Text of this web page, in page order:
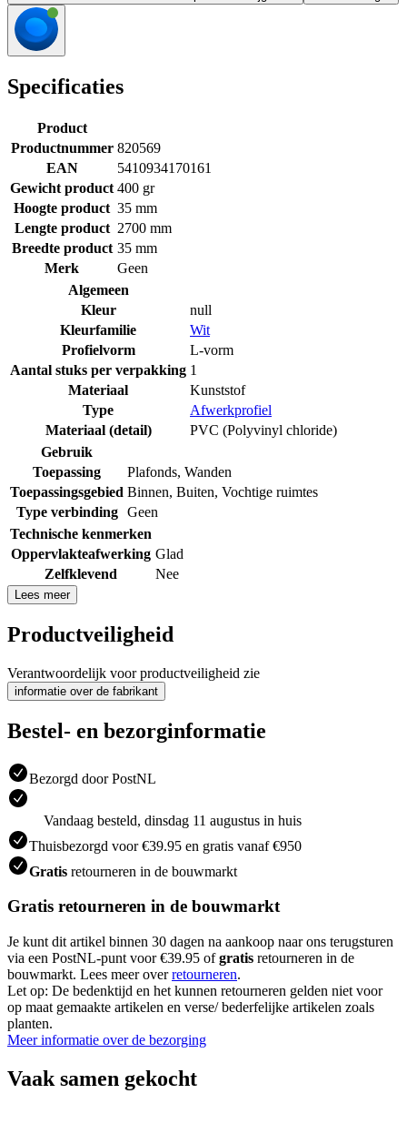
Specificaties
Product
Productnummer 820569
EAN
5410934170161
Gewicht product 400 gr
Hoogte product 35 mm
Lengte product 2700 mm
Breedte product 35 mm
Merk
Geen
Algemeen
Kleur
null
Kleurfamilie
Wit
Profielvorm
L-vorm
Aantal stuks per verpakking 1
Materiaal
Kunststof
Type
Afwerkprofiel
Materiaal (detail)
PVC (Polyvinyl chloride)
Gebruik
Toepassing
Plafonds, Wanden
Toepassingsgebied Binnen, Buiten, Vochtige ruimtes
Type verbinding
Geen
Technische kenmerken
Oppervlakteafwerking Glad
Zelfklevend
Nee
Lees meer
Productveiligheid
Verantwoordelijk voor productveiligheid zie
informatie over de fabrikant
Bestel- en bezorginformatie
Bezorgd door PostNL
Vandaag besteld, dinsdag 11 augustus in huis
Thuisbezorgd voor €39.95 en gratis vanaf €950
Gratis retourneren in de bouwmarkt
Gratis retourneren in de bouwmarkt
Je kunt dit artikel binnen 30 dagen na aankoop naar ons terugsturen
via een PostNL-punt voor €39.95 ofgratis retourneren in de
bouwmarkt. Lees meer overretourneren.
Let op: De bedenktijd en het kunnen retourneren gelden niet voor
op maat gemaakte artikelen en verse/ bederfelijke artikelen zoals
planten.
Meer informatie over de bezorging
Vaak samen gekocht